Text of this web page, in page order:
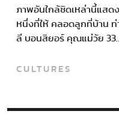
ภาพอันใกล้ชิดเหล่านี้แสด
หนึ่งที่ให้ คลอดลูกที่บ้าน ท่
ลี บอนสิยอร์ คุณแม่วัย 33…
CULTURES